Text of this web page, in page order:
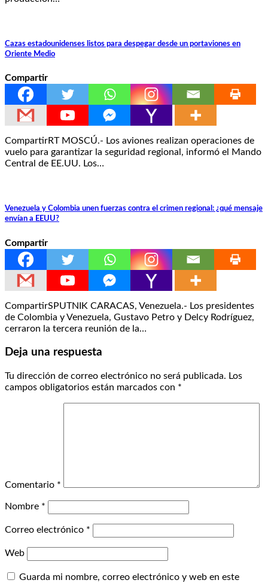
Cazas estadounidenses listos para despegar desde un portaviones en
Oriente Medio
Compartir
CompartirRT MOSCÚ.- Los aviones realizan operaciones de
vuelo para garantizar la seguridad regional, informó el Mando
Central de EE.UU. Los…
Venezuela y Colombia unen fuerzas contra el crimen regional: ¿qué mensaje
envían a EEUU?
Compartir
CompartirSPUTNIK CARACAS, Venezuela.- Los presidentes
de Colombia y Venezuela, Gustavo Petro y Delcy Rodríguez,
cerraron la tercera reunión de la…
Deja una respuesta
Tu dirección de correo electrónico no será publicada. Los
campos obligatorios están marcados con *
Comentario *
Nombre *
Correo electrónico *
Web
Guarda mi nombre, correo electrónico y web en este